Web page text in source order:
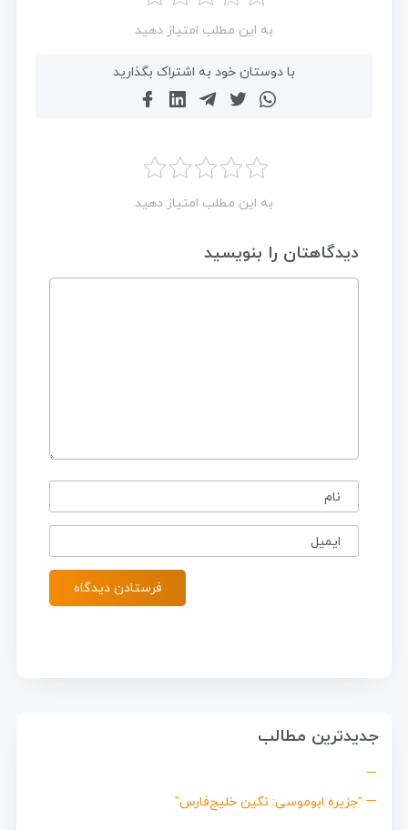
به این مطلب امتیاز دهید
با دوستان خود به اشتراک بگذارید
به این مطلب امتیاز دهید
دیدگاهتان را بنویسید
نام
ایمیل
جدیدترین مطالب
“جزیره ابوموسی: نگین خلیج‌فارس”